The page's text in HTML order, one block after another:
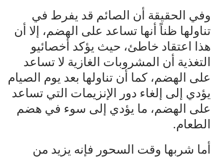
وفي الحقيقة أن الصائم قد يفرط في
تناولها ظناً أنها تساعد على الهضم، إلا أن
هذا اعتقاد خاطئ، حيث يؤكد أخصائيو
التغذية أن المشروبات الغازية لا تساعد
على الهضم، كما أن تناولها بعد يوم الصيام
يؤدي إلى إلغاء دور الإنزيمات التي تساعد
على الهضم، ما يؤدي إلى سوء في هضم
الطعام.
أما شربها وقت السحور فإنه يزيد من